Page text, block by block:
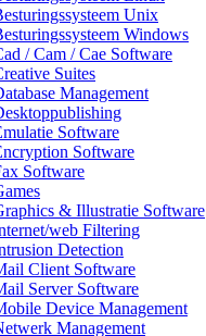
Unix
Windows
/ Cam / Cae Software
Suites
Management
Software
Software
Software
& Illustratie Software
web Filtering
Detection
Client Software
Server Software
Device Management
Management